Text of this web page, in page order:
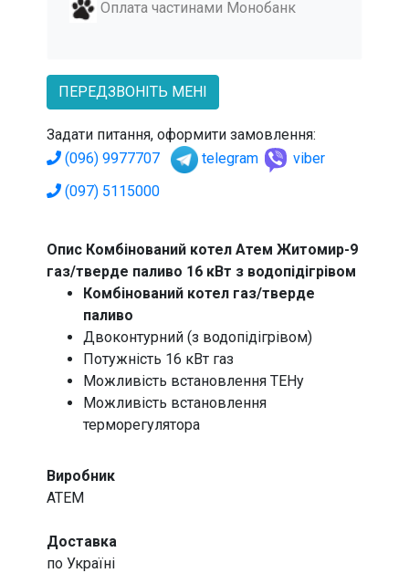
Оплата частинами Монобанк
ПЕРЕДЗВОНІТЬ МЕНІ
Задати питання, оформити замовлення:
(096) 9977707
telegram
viber
(097) 5115000
Опис Комбінований котел Атем Житомир-9
газ/тверде паливо 16 кВт з водопідігрівом
Комбінований котел газ/тверде
паливо
Двоконтурний (з водопідігрівом)
Потужність 16 кВт газ
Можливість встановлення ТЕНу
Можливість встановлення
терморегулятора
Виробник
ATEM
Доставка
по Україні